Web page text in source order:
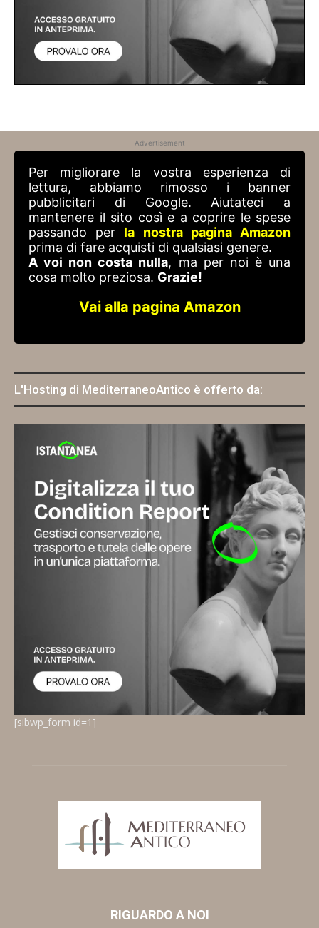
Advertisement
Per migliorare la vostra esperienza di
lettura, abbiamo rimosso i banner
pubblicitari di Google. Aiutateci a
mantenere il sito così e a coprire le spese
passando per la nostra pagina Amazon
prima di fare acquisti di qualsiasi genere.
A voi non costa nulla, ma per noi è una
cosa molto preziosa. Grazie!
Vai alla pagina Amazon
L'Hosting di MediterraneoAntico è offerto da:
[sibwp_form id=1]
RIGUARDO A NOI